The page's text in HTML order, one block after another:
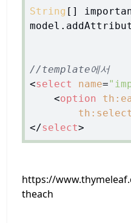
String []
//template에서
<select name=
<option
</select>
https://
theach